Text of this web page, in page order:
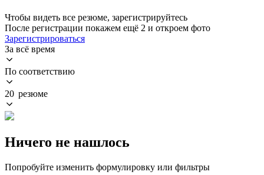
Чтобы видеть все резюме, зарегистрируйтесь
После регистрации покажем ещё 2 и откроем фото
Зарегистрироваться
За всё время
По соответствию
20 резюме
Ничего не нашлось
Попробуйте изменить формулировку или фильтры